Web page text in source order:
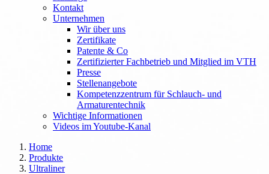
Kontakt
Unternehmen
Wir über uns
Zertifikate
Patente & Co
Zertifizierter Fachbetrieb und Mitglied im VTH
Presse
Stellenangebote
Kompetenzzentrum für Schlauch- und
Armaturentechnik
Wichtige Informationen
Videos im Youtube-Kanal
Home
Produkte
Ultraliner